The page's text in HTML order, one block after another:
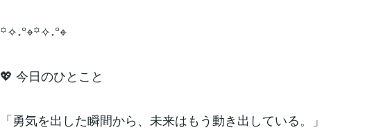
꙳✧˖°⌖꙳✧˖°⌖
💖 今日のひとこと
「勇気を出した瞬間から、未来はもう動き出している。」